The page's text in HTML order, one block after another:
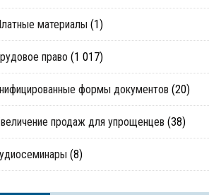
материалы (1)
право (1 017)
формы документов (20)
продаж для упрощенцев (38)
(8)